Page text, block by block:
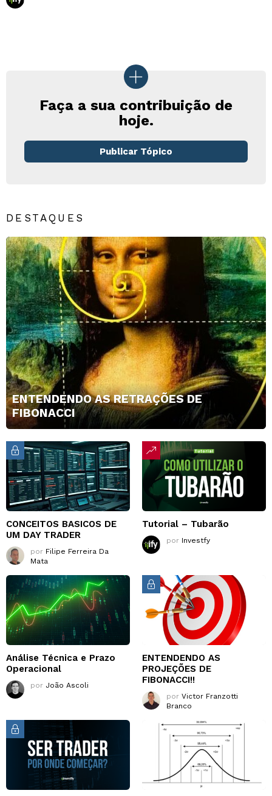
Faça a sua contribuição de
hoje.
Publicar Tópico
DESTAQUES
ENTENDENDO AS RETRAÇÕES DE
FIBONACCI
CONCEITOS BASICOS DE
UM DAY TRADER
por Filipe Ferreira Da
Mata
Tutorial – Tubarão
por Investfy
Análise Técnica e Prazo
Operacional
por João Ascoli
ENTENDENDO AS
PROJEÇÕES DE
FIBONACCI!!
por Victor Franzotti
Branco